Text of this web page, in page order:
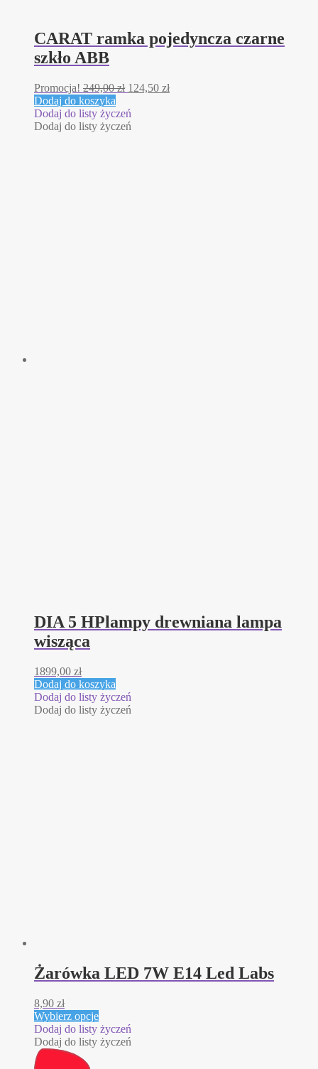
CARAT ramka pojedyncza czarne
szkło ABB
Promocja! 249,00zł Pierwotna
wynosiła:
249,00 zł.
124,50 złAktualna
Dodaj do koszyka
Dodaj do listy życzeń
Dodaj do listy życzeń
DIA 5 HPlampy drewniana lampa
wisząca
1899,00 zł
Dodaj do koszyka
Dodaj do listy życzeń
Dodaj do listy życzeń
Żarówka LED 7W E14 Led Labs
8,90 zł
Wybierz opcjeTen
produkt
ma
Dodaj do listy życzeń
Dodaj do listy życzeń